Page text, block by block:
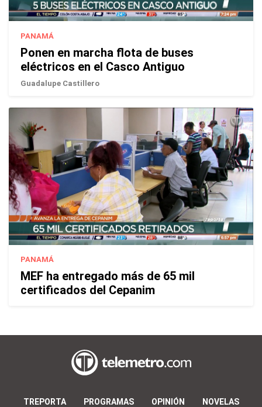
PANAMÁ
Ponen en marcha flota de buses
eléctricos en el Casco Antiguo
Guadalupe Castillero
PANAMÁ
MEF ha entregado más de 65 mil
certificados del Cepanim
TREPORTA PROGRAMAS OPINIÓN NOVELAS